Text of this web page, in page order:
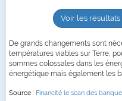
Voir les
De grands changements sont
températures viables sur Terre,
sommes colossales dans les
énergétique mais également les
Source : Financité le scan des